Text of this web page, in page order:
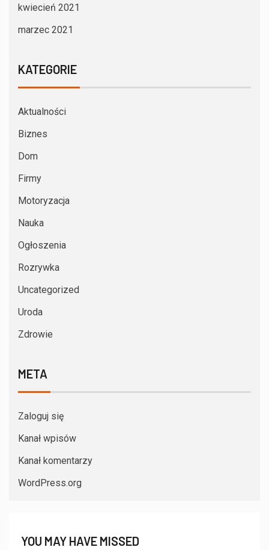
kwiecień 2021
marzec 2021
KATEGORIE
Aktualności
Biznes
Dom
Firmy
Motoryzacja
Nauka
Ogłoszenia
Rozrywka
Uncategorized
Uroda
Zdrowie
META
Zaloguj się
Kanał wpisów
Kanał komentarzy
WordPress.org
YOU MAY HAVE MISSED